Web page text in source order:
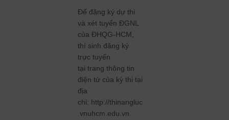
Để đăng ký dự thi
và xét tuyển ĐGNL
của ĐHQG-HCM,
thí sinh đăng ký
trực tuyến
tại trang thông tin
điện tử của kỳ thi tại
địa
chỉ: http://thinangluc
.vnuhcm.edu.vn.